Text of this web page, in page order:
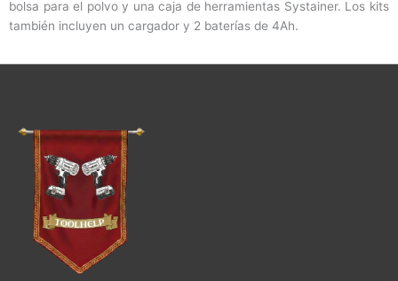
bolsa para el polvo y una caja de herramientas Systainer. Los kits
también incluyen un cargador y 2 baterías de 4Ah.